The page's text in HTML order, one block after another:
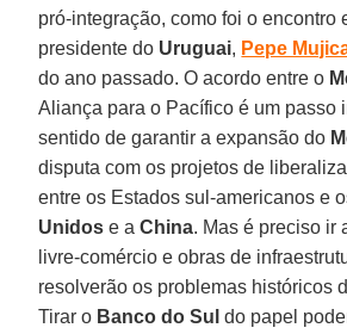
pró-integração, como foi o encontro
presidente do Uruguai, Pepe
do ano passado. O acordo entre o
Aliança para o Pacífico é um passo
sentido de garantir a expansão do
disputa com os projetos de
entre os Estados sul-americanos e
Unidos e aChina. Mas é preciso ir
livre-comércio e obras de
resolverão os problemas históricos
Tirar o Banco do Sul do papel